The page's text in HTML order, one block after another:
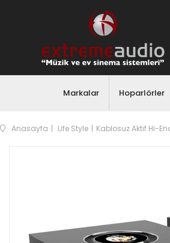
Markalar Hoparlörler
Anasayfa Life Style Kablosuz Aktif Hi-